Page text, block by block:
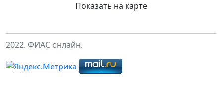
Показать на карте
2022. ФИАС онлайн.